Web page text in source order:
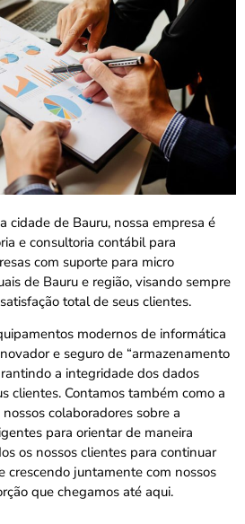
cidade de Bauru, nossa empresa é
e consultoria contábil para
com suporte para micro
de Bauru e região, visando sempre
total de seus clientes.
modernos de informática
e seguro de “armazenamento
a integridade dos dados
clientes. Contamos também como a
colaboradores sobre a
para orientar de maneira
os nossos clientes para continuar
crescendo juntamente com nossos
que chegamos até aqui.